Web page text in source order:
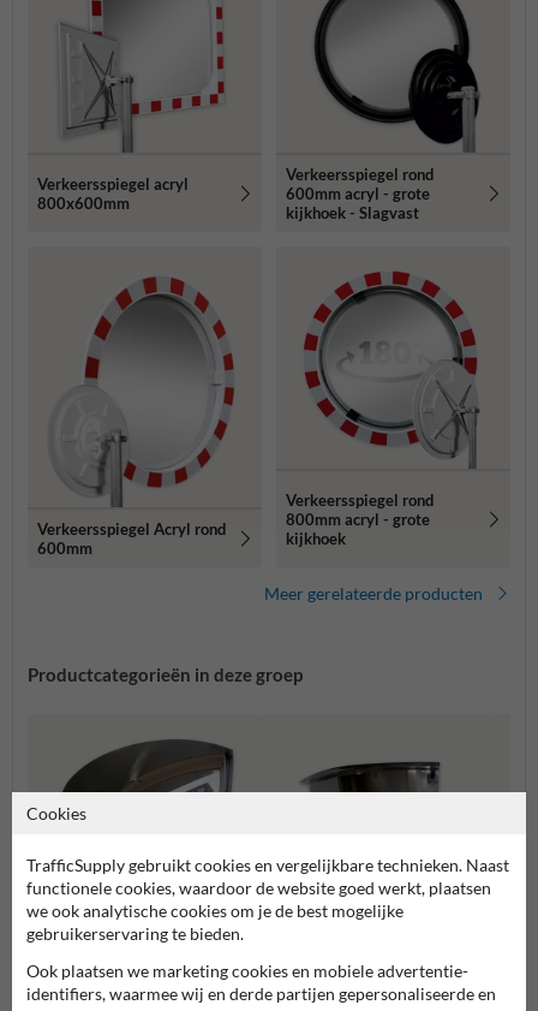
Verkeersspiegel acryl
800x600mm
Verkeersspiegel rond
600mm acryl - grote
kijkhoek - Slagvast
Verkeersspiegel Acryl rond
600mm
Verkeersspiegel rond
800mm acryl - grote
kijkhoek
Meer gerelateerde producten
Productcategorieën in deze groep
Buitenruimte Parkeergarages
Cookies
TrafficSupply gebruikt cookies en vergelijkbare technieken. Naast
functionele cookies, waardoor de website goed werkt, plaatsen
we ook analytische cookies om je de best mogelijke
gebruikerservaring te bieden.
Ook plaatsen we marketing cookies en mobiele advertentie-
identifiers, waarmee wij en derde partijen gepersonaliseerde en